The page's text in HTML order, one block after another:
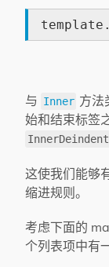
与 Inner 方法
始和结束标签
InnerDeindent
这使我们能够
缩进规则。
考虑下面的
个列表项中有